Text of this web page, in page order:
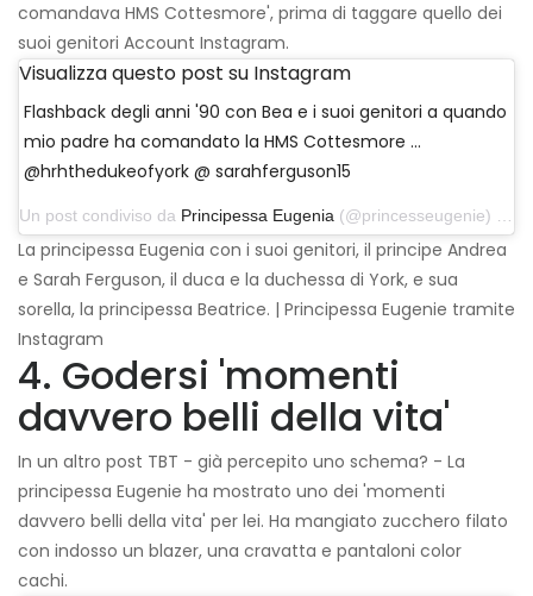
comandava HMS Cottesmore', prima di taggare quello dei
suoi genitori Account Instagram.
Visualizza questo post su Instagram
Flashback degli anni '90 con Bea e i suoi genitori a quando
mio padre ha comandato la HMS Cottesmore ...
@hrhthedukeofyork @ sarahferguson15
Un post condiviso da Principessa Eugenia (@princesseugenie) il 1 giugno 2018 alle 11:42 PDT
La principessa Eugenia con i suoi genitori, il principe Andrea
e Sarah Ferguson, il duca e la duchessa di York, e sua
sorella, la principessa Beatrice. | Principessa Eugenie tramite
Instagram
4. Godersi 'momenti
davvero belli della vita'
In un altro post TBT - già percepito uno schema? - La
principessa Eugenie ha mostrato uno dei 'momenti
davvero belli della vita' per lei. Ha mangiato zucchero filato
con indosso un blazer, una cravatta e pantaloni color
cachi.